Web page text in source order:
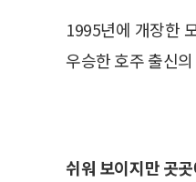
1995년에 개장한
우승한 호주 출신
쉬워 보이지만 곳